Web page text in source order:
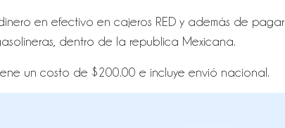
en efectivo en cajeros RED y además de pagar
dentro de la republica Mexicana.
un costo de $200.00 e incluye envió nacional.